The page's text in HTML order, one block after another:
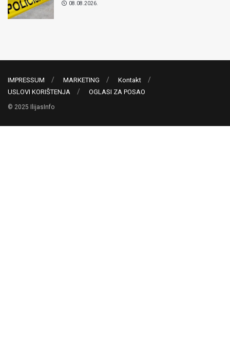
08.08.2026.
IMPRESSUM MARKETING
Kontakt
USLOVI KORIŠTENJA
OGLASI ZA POSAO
© 2025 IlijasInfo